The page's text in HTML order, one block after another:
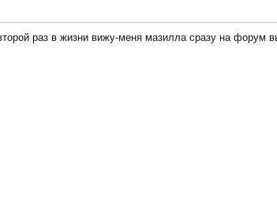
раз в жизни вижу-меня мазилла сразу на форум